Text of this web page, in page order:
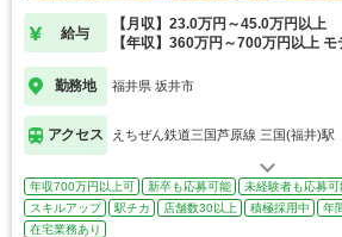
集
給与
【月収】23.0万円～45.0万円以上
【年収】360万円～700万円以上 モ
勤務地 福井県 坂井市
アクセス えちぜん鉄道三国芦原線 三国(福井)駅
年収700万円以上可 新卒も応募可能 未経験者も応募可
スキルアップ
駅チカ 店舗数30以上 積極採用中
年
在宅業務あり